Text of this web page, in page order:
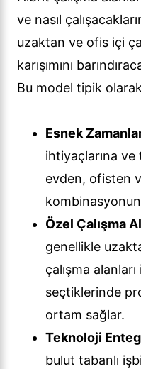
ve nasıl
uzaktan ve ofis içi
karışımını
Bu model tipik
Esnek
ihtiyaçlarına
evden, ofisten
Özel Çalışma
genellikle
çalışma
seçtiklerinde
ortam sağlar.
Teknoloji
bulut tabanlı